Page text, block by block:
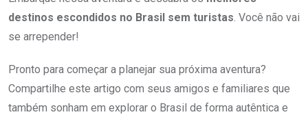
destinos escondidos no Brasil sem turistas. Você não vai
se arrepender!
Pronto para começar a planejar sua próxima aventura?
Compartilhe este artigo com seus amigos e familiares que
também sonham em explorar o Brasil de forma autêntica e